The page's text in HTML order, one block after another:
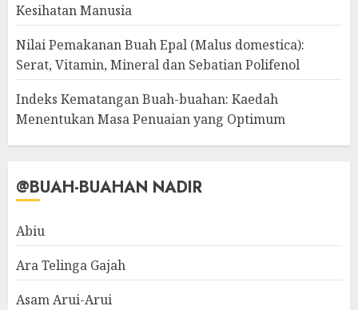
Kesihatan Manusia
Nilai Pemakanan Buah Epal (Malus domestica):
Serat, Vitamin, Mineral dan Sebatian Polifenol
Indeks Kematangan Buah-buahan: Kaedah
Menentukan Masa Penuaian yang Optimum
@BUAH-BUAHAN NADIR
Abiu
Ara Telinga Gajah
Asam Arui-Arui